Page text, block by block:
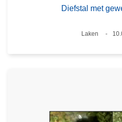
Diefstal met
Plaats
Laken